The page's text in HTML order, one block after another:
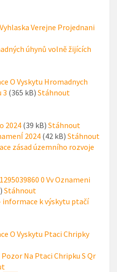
Verejne Projednani
úhynů volně žijících
O Vyskytu Hromadnych
3 (365 kB) Stáhnout
2024 (39 kB) Stáhnout
2024(42 kB) Stáhnout
zásad územního rozvoje
0 Vv Oznameni
Stáhnout
k výskytu ptačí
O Vyskytu Ptaci Chripky
Na Ptaci Chripku S Qr